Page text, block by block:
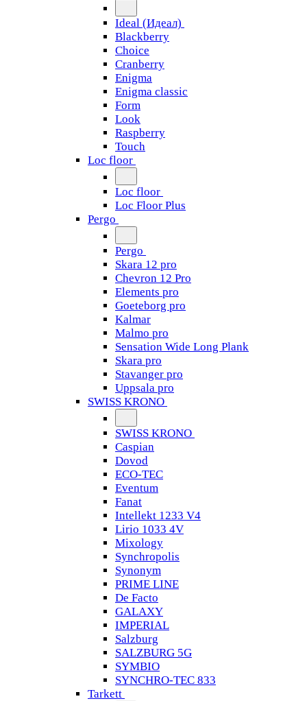
Ideal (Идеал)
Blackberry
Choice
Cranberry
Enigma
Enigma classic
Form
Look
Raspberry
Touch
Loc floor
Loc floor
Loc Floor Plus
Pergo
Pergo
Skara 12 pro
Chevron 12 Pro
Elements pro
Goeteborg pro
Kalmar
Malmo pro
Sensation Wide Long Plank
Skara pro
Stavanger pro
Uppsala pro
SWISS KRONO
SWISS KRONO
Caspian
Dovod
ECO-TEC
Eventum
Fanat
Intellekt 1233 V4
Lirio 1033 4V
Mixology
Synchropolis
Synonym
PRIME LINE
De Facto
GALAXY
IMPERIAL
Salzburg
SALZBURG 5G
SYMBIO
SYNCHRO-TEC 833
Tarkett